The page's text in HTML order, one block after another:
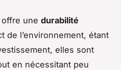
une durabilité
de l’environnement, étant
elles sont
en nécessitant peu